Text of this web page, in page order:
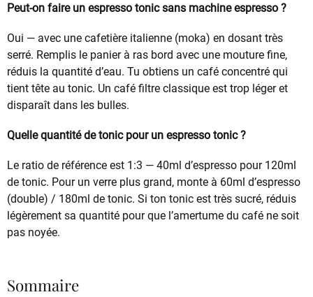
Peut-on faire un espresso tonic sans machine espresso ?
Oui — avec une cafetière italienne (moka) en dosant très
serré. Remplis le panier à ras bord avec une mouture fine,
réduis la quantité d’eau. Tu obtiens un café concentré qui
tient tête au tonic. Un café filtre classique est trop léger et
disparaît dans les bulles.
Quelle quantité de tonic pour un espresso tonic ?
Le ratio de référence est 1:3 — 40ml d’espresso pour 120ml
de tonic. Pour un verre plus grand, monte à 60ml d’espresso
(double) / 180ml de tonic. Si ton tonic est très sucré, réduis
légèrement sa quantité pour que l’amertume du café ne soit
pas noyée.
Sommaire